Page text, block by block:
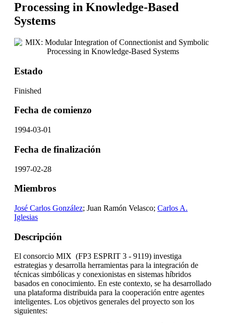
Processing in Knowledge-Based
Systems
Estado
Finished
Fecha de comienzo
1994-03-01
Fecha de finalización
1997-02-28
Miembros
José Carlos González; Juan Ramón Velasco; Carlos A.
Iglesias
Descripción
El consorcio MIX (FP3 ESPRIT 3 - 9119) investiga
estrategias y desarrolla herramientas para la integración de
técnicas simbólicas y conexionistas en sistemas híbridos
basados en conocimiento. En este contexto, se ha desarrollado
una plataforma distribuida para la cooperación entre agentes
inteligentes. Los objetivos generales del proyecto son los
siguientes: